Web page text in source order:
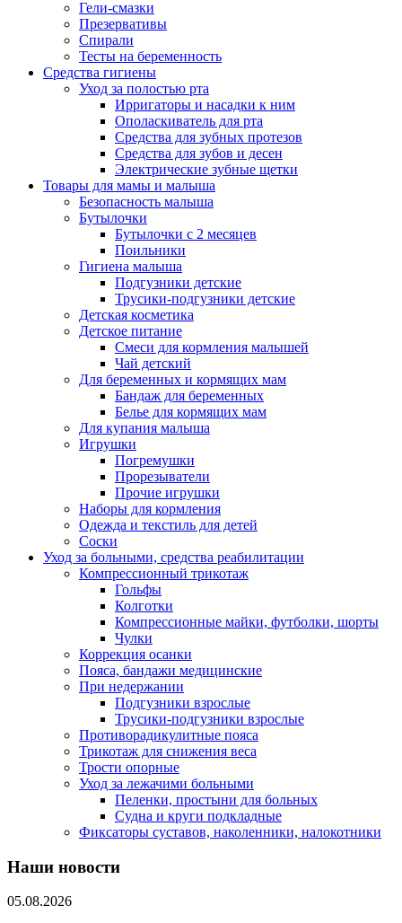
Гели-смазки
Презервативы
Спирали
Тесты на беременность
Средства гигиены
Уход за полостью рта
Ирригаторы и насадки к ним
Ополаскиватель для рта
Средства для зубных протезов
Средства для зубов и десен
Электрические зубные щетки
Товары для мамы и малыша
Безопасность малыша
Бутылочки
Бутылочки с 2 месяцев
Поильники
Гигиена малыша
Подгузники детские
Трусики-подгузники детские
Детская косметика
Детское питание
Смеси для кормления малышей
Чай детский
Для беременных и кормящих мам
Бандаж для беременных
Белье для кормящих мам
Для купания малыша
Игрушки
Погремушки
Прорезыватели
Прочие игрушки
Наборы для кормления
Одежда и текстиль для детей
Соски
Уход за больными, средства реабилитации
Компрессионный трикотаж
Гольфы
Колготки
Компрессионные майки, футболки, шорты
Чулки
Коррекция осанки
Пояса, бандажи медицинские
При недержании
Подгузники взрослые
Трусики-подгузники взрослые
Противорадикулитные пояса
Трикотаж для снижения веса
Трости опорные
Уход за лежачими больными
Пеленки, простыни для больных
Судна и круги подкладные
Фиксаторы суставов, наколенники, налокотники
Наши новости
05.08.2026